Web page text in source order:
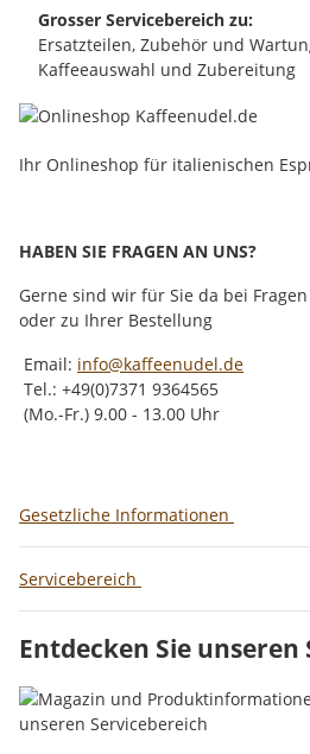
Grosser Servicebereich zu:
Ersatzteilen, Zubehör und
Kaffeeauswahl und Zubereitung
Ihr Onlineshop für italienischen
HABEN SIE FRAGEN AN UNS?
Gerne sind wir für Sie da bei
oder zu Ihrer Bestellung
Email: info@kaffeenudel.de
Tel.: +49(0)7371 9364565
(Mo.-Fr.) 9.00 - 13.00 Uhr
Gesetzliche Informationen
Servicebereich
Entdecken Sie